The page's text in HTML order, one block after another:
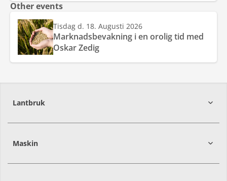
Other events
Tisdag d. 18. Augusti 2026
Marknadsbevakning i en orolig tid med
Oskar Zedig
Lantbruk
39239
Maskin